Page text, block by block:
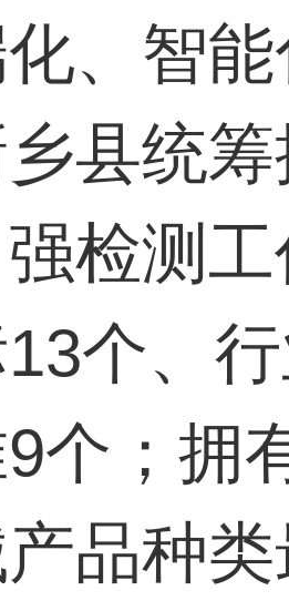
、智
县统
检测
个、
个；拥
品种